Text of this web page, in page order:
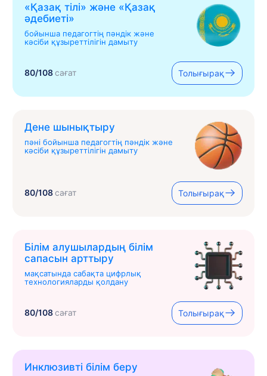
«Қазақ тілі» жəне «Қазақ
əдебиеті»
бойынша педагогтің пәндік және
кәсіби құзыреттілігін дамыту
80/108сағат Толығырақ
Дене шынықтыру
пәні бойынша педагогтің пәндік және
кәсіби құзыреттілігін дамыту
80/108сағат Толығырақ
Білім алушылардың білім
сапасын арттыру
мақсатында сабақта цифрлық
технологияларды қолдану
80/108сағат Толығырақ
Инклюзивті білім беру